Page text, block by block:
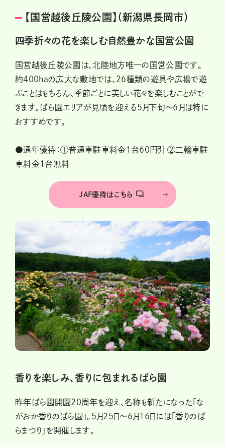
【国営越後丘陵公園】（新潟県長岡市）
四季折々の花を楽しむ自然豊かな国営公園
国営越後丘陵公園は、北陸地方唯一の国営公園です。
約400haの広大な敷地では、26種類の遊具や広場で遊
ぶことはもちろん、季節ごとに美しい花々を楽しむことがで
きます。ばら園エリアが見頃を迎える5月下旬～6月は特に
おすすめです。
●通年優待：①普通車駐車料金１台60円引 ②二輪車駐
車料金１台無料
JAF優待はこちら
香りを楽しみ、香りに包まれるばら園
昨年ばら園開園20周年を迎え、名称も新たになった「な
がおか香りのばら園」。5月25日～6月16日には「香りのば
らまつり」を開催します。